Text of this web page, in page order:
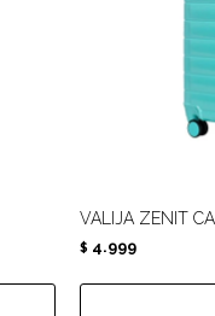
VALIJA ZENIT
$ 4.999